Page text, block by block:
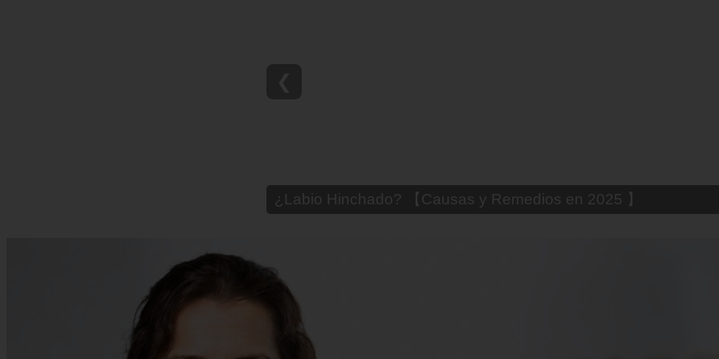
¿Paladar Quemado? 【Trucos Caseros y CómoCurarlo】